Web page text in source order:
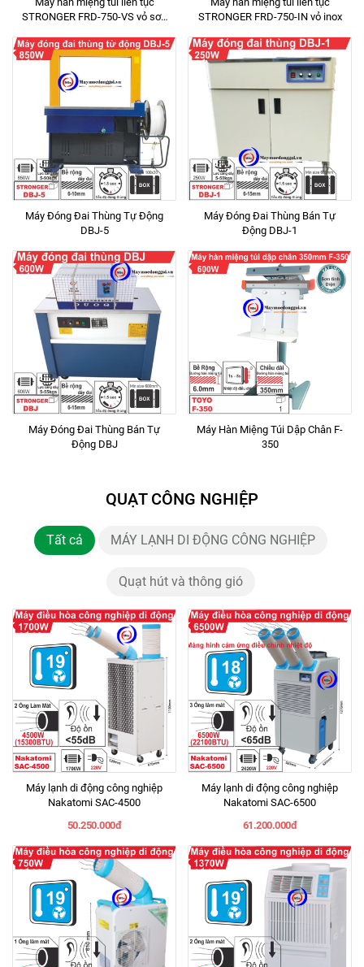
STRONGER FRD-750-VS vỏ sơn
STRONGER FRD-750-IN vỏ inox
Máy Đóng Đai Thùng Tự Động
DBJ-5
Máy Đóng Đai Thùng Bán Tự
Động DBJ-1
Máy Đóng Đai Thùng Bán Tự
Động DBJ
Máy Hàn Miệng Túi Dập Chân F-
350
QUẠT CÔNG NGHIỆP
Tất cả MÁY LẠNH DI ĐỘNG CÔNG NGHIỆP
Quạt hút và thông gió
Máy lạnh di động công nghiệp
Nakatomi SAC-4500
50.250.000đ
Máy lạnh di động công nghiệp
Nakatomi SAC-6500
61.200.000đ